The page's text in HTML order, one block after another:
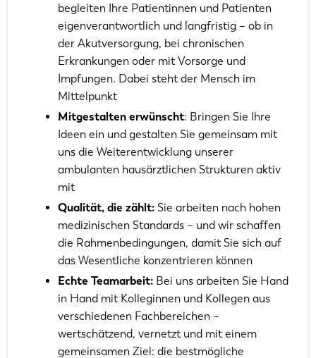
begleiten Ihre Patientinnen und Patienten
eigenverantwortlich und langfristig – ob in
der Akutversorgung, bei chronischen
Erkrankungen oder mit Vorsorge und
Impfungen. Dabei steht der Mensch im
Mittelpunkt
Mitgestalten erwünscht: Bringen Sie Ihre
Ideen ein und gestalten Sie gemeinsam mit
uns die Weiterentwicklung unserer
ambulanten hausärztlichen Strukturen aktiv
mit
Qualität, die zählt: Sie arbeiten nach hohen
medizinischen Standards – und wir schaffen
die Rahmenbedingungen, damit Sie sich auf
das Wesentliche konzentrieren können
Echte Teamarbeit: Bei uns arbeiten Sie Hand
in Hand mit Kolleginnen und Kollegen aus
verschiedenen Fachbereichen –
wertschätzend, vernetzt und mit einem
gemeinsamen Ziel: die bestmögliche